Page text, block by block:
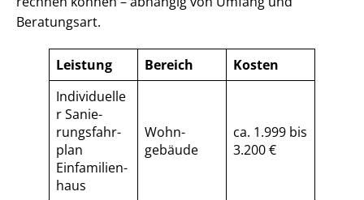
Beratungsart.
Leistung Bereich
Kosten
Individuelle
r Sa­nie­
rungs­fahr­
plan
Einfamilien­
haus
Wohn­
gebäude
ca. 1.999 bis
3.200 €